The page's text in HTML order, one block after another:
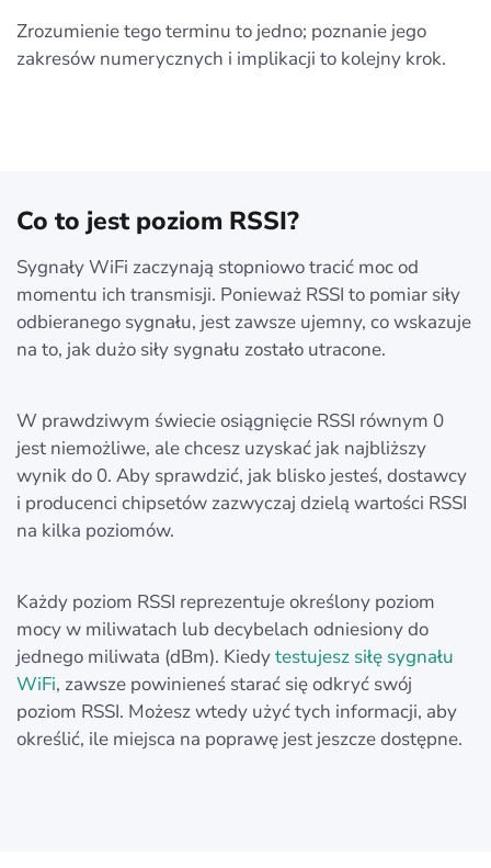
Zrozumienie tego terminu to jedno; poznanie jego
zakresów numerycznych i implikacji to kolejny krok.
Co to jest poziom RSSI?
Sygnały WiFi zaczynają stopniowo tracić moc od
momentu ich transmisji. Ponieważ RSSI to pomiar siły
odbieranego sygnału, jest zawsze ujemny, co wskazuje
na to, jak dużo siły sygnału zostało utracone.
W prawdziwym świecie osiągnięcie RSSI równym 0
jest niemożliwe, ale chcesz uzyskać jak najbliższy
wynik do 0. Aby sprawdzić, jak blisko jesteś, dostawcy
i producenci chipsetów zazwyczaj dzielą wartości RSSI
na kilka poziomów.
Każdy poziom RSSI reprezentuje określony poziom
mocy w miliwatach lub decybelach odniesiony do
jednego miliwata (dBm). Kiedytestujesz siłę sygnału
WiFi, zawsze powinieneś starać się odkryć swój
poziom RSSI. Możesz wtedy użyć tych informacji, aby
określić, ile miejsca na poprawę jest jeszcze dostępne.